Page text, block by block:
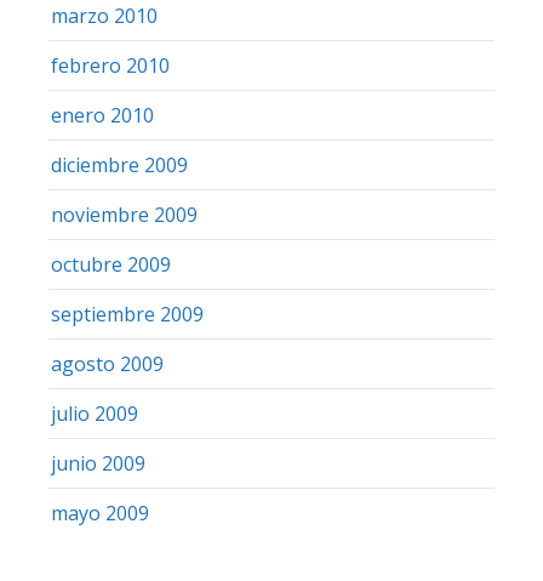
marzo 2010
febrero 2010
enero 2010
diciembre 2009
noviembre 2009
octubre 2009
septiembre 2009
agosto 2009
julio 2009
junio 2009
mayo 2009